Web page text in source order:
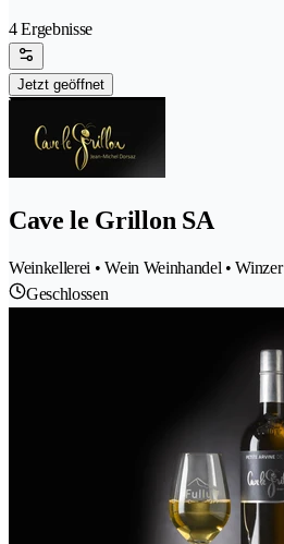
4 Ergebnisse
Jetzt geöffnet
Cave le Grillon SA
Weinkellerei • Wein Weinhandel • Winzer
Geschlossen